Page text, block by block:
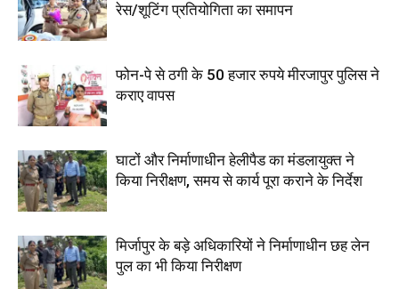
रेस/शूटिंग प्रतियोगिता का समापन
फोन-पे से ठगी के 50 हजार रुपये मीरजापुर पुलिस ने
कराए वापस
घाटों और निर्माणाधीन हेलीपैड का मंडलायुक्त ने
किया निरीक्षण, समय से कार्य पूरा कराने के निर्देश
मिर्जापुर के बड़े अधिकारियों ने निर्माणाधीन छह लेन
पुल का भी किया निरीक्षण